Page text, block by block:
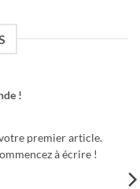
!
premier article.
à écrire !